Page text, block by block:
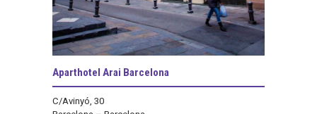
Aparthotel Arai Barcelona
C/Avinyó, 30